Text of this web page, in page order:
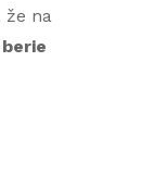
že na